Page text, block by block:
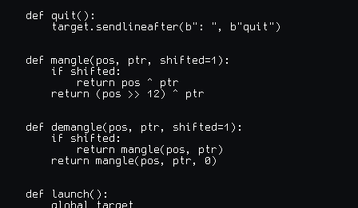
def quit():
    target.sendlineafter(b": ", b"quit")
def mangle(pos, ptr, shifted=1):
    if shifted:
        return pos ^ ptr
    return (pos >> 12) ^ ptr
def demangle(pos, ptr, shifted=1):
    if shifted:
        return mangle(pos, ptr)
    return mangle(pos, ptr, 0)
def launch():
    global target